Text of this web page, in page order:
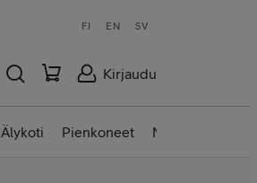
FI EN SV
Kirjaudu
Älykoti Pienkoneet Nettilaitteet